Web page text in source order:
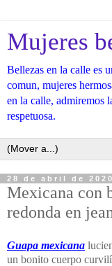
Mujeres
Bellezas en la calle es
comun, mujeres
en la calle, admiremos
respetuosa.
28 de abril de 2020
Mexicana con
redonda en
Guapa mexicana
un bonito cuerpo